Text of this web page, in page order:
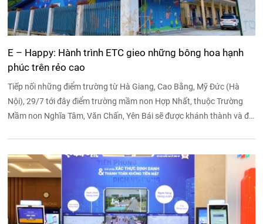
E – Happy: Hành trình ETC gieo những bông hoa hạnh
phúc trên rẻo cao
Tiếp nối những điểm trường từ Hà Giang, Cao Bằng, Mỹ Đức (Hà
Nội), 29/7 tới đây điểm trường mầm non Hợp Nhất, thuộc Trường
Mầm non Nghĩa Tâm, Văn Chấn, Yên Bái sẽ được khánh thành và đi